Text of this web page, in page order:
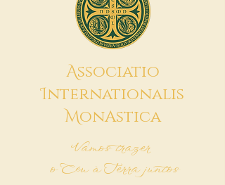
Associatio
Internationalis
MonAstica
Vamos trazer
o Céu à Terra juntos